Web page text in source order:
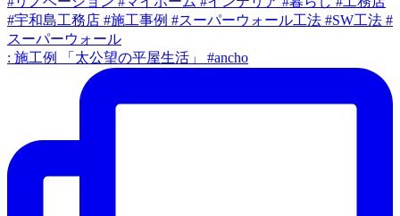
: 施工例 「太公望の平屋生活」 #ancho